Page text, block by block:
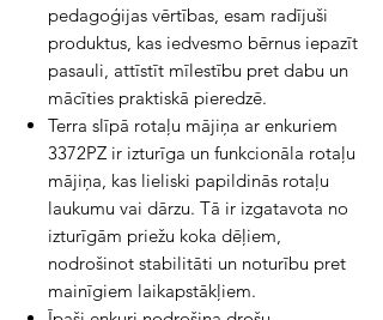
pedagoģijas vērtības, esam radījuši
produktus, kas iedvesmo bērnus iepazīt
pasauli, attīstīt mīlestību pret dabu un
mācīties praktiskā pieredzē.
Terra slīpā rotaļu mājiņa ar enkuriem
3372PZ ir izturīga un funkcionāla rotaļu
mājiņa, kas lieliski papildinās rotaļu
laukumu vai dārzu. Tā ir izgatavota no
izturīgām priežu koka dēļiem,
nodrošinot stabilitāti un noturību pret
mainīgiem laikapstākļiem.